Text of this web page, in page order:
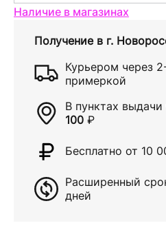
Наличие в магазинах
Получение в г.
Курьером через
примеркой
В пунктах выдачи
100 ₽
Бесплатно от 10
Расширенный
дней